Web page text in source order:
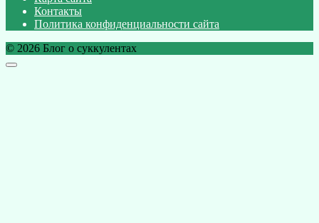
Контакты
Политика конфиденциальности сайта
© 2026 Блог о суккулентах